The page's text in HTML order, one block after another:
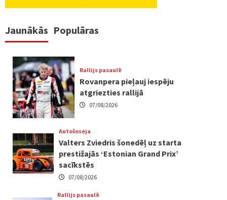
Jaunākās Populāras
Rallijs pasaulē
Rovanpera pieļauj iespēju
atgriezties rallijā
07/08/2026
Autošoseja
Valters Zviedris šonedēļ uz starta
prestižajās ‘Estonian Grand Prix’
sacīkstēs
07/08/2026
Rallijs pasaulē